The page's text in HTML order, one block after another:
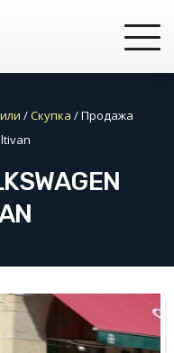
/Скупка /Продажа